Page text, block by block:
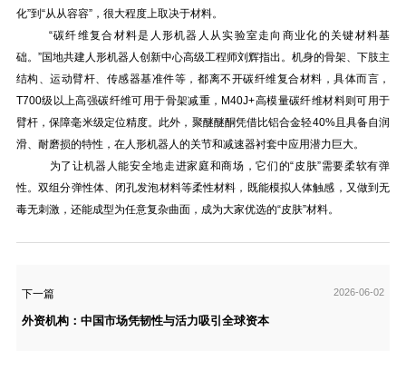
化”到“从从容容”，很大程度上取决于材料。
“碳纤维复合材料是人形机器人从实验室走向商业化的关键材料基
础。”国地共建人形机器人创新中心高级工程师刘辉指出。机身的骨架、下肢主
结构、运动臂杆、传感器基准件等，都离不开碳纤维复合材料，具体而言，
T700级以上高强碳纤维可用于骨架减重，M40J+高模量碳纤维材料则可用于
臂杆，保障毫米级定位精度。此外，聚醚醚酮凭借比铝合金轻40%且具备自润
滑、耐磨损的特性，在人形机器人的关节和减速器衬套中应用潜力巨大。
为了让机器人能安全地走进家庭和商场，它们的“皮肤”需要柔软有弹
性。双组分弹性体、闭孔发泡材料等柔性材料，既能模拟人体触感，又做到无
毒无刺激，还能成型为任意复杂曲面，成为大家优选的“皮肤”材料。
下一篇 2026-06-02
外资机构：中国市场凭韧性与活力吸引全球资本